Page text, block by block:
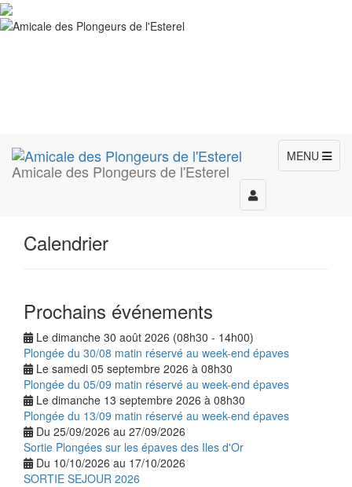
Amicale des Plongeurs de l'Esterel
MENU
Toggle
navigation
Calendrier
Prochains événements
Le dimanche 30 août 2026 (08h30 - 14h00)
Plongée du 30/08 matin réservé au week-end épaves
Le samedi 05 septembre 2026 à 08h30
Plongée du 05/09 matin réservé au week-end épaves
Le dimanche 13 septembre 2026 à 08h30
Plongée du 13/09 matin réservé au week-end épaves
Du 25/09/2026 au 27/09/2026
Sortie Plongées sur les épaves des Iles d'Or
Du 10/10/2026 au 17/10/2026
SORTIE SEJOUR 2026